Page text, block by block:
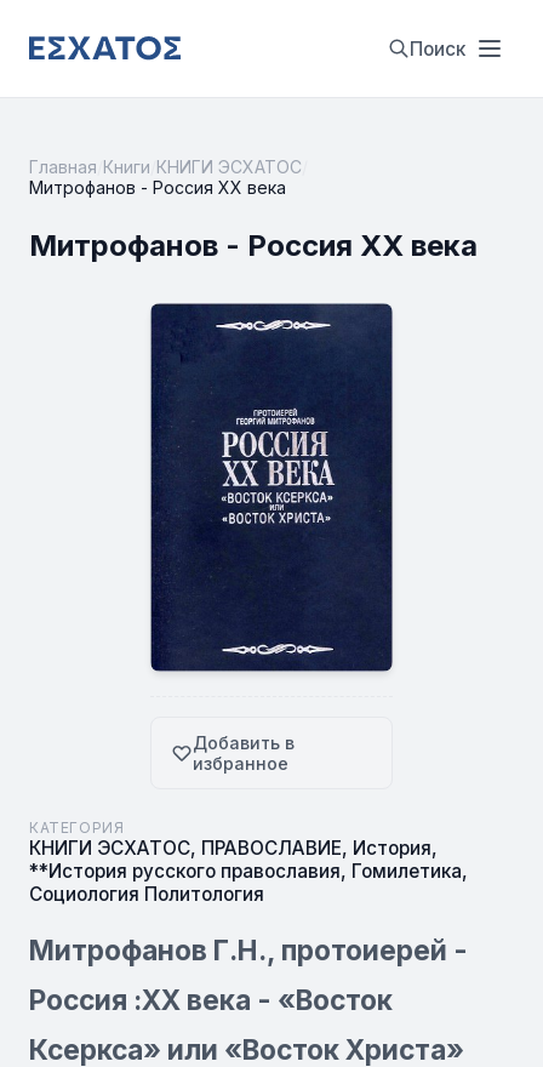
Поиск
Главная Книги КНИГИ ЭСХАТОС
Митрофанов - Россия ХХ века
Митрофанов - Россия ХХ века
Добавить в
избранное
КАТЕГОРИЯ
КНИГИ ЭСХАТОС, ПРАВОСЛАВИЕ, История,
**История русского православия, Гомилетика,
Социология Политология
Митрофанов Г.Н., протоиерей -
Россия :ХХ века - «Восток
Ксеркса» или «Восток Христа»